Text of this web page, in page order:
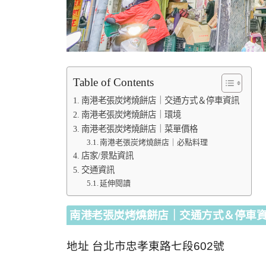
Table of Contents
南港老張炭烤燒餅店｜交通方式＆停車資訊
南港老張炭烤燒餅店｜環境
南港老張炭烤燒餅店｜菜單價格
南港老張炭烤燒餅店｜必點料理
店家/景點資訊
交通資訊
延伸閱讀
南港老張炭烤燒餅店｜交通方式＆停車
地址 台北市忠孝東路七段602號